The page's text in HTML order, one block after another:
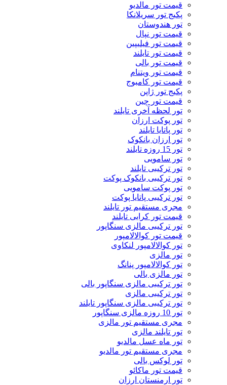
قیمت تور مالدیو
پکیج تور سریلانکا
تور هندوستان
قیمت تور نپال
قیمت تور فیلیپین
قیمت تور تایلند
قیمت تور بالی
قیمت تور ویتنام
قیمت تور کامبوج
پکیج تور ژاپن
قیمت تور چین
تور لحظه آخری تایلند
تور پوکت ارزان
تور پاتايا تايلند
تور ارزان بانکوک
تور 15 روزه تایلند
تور سامویی
تور ترکیبی تایلند
تور ترکیبی بانکوک پوکت
تور پوکت سامویی
تور ترکیبی پاتایا پوکت
مجری مستقیم تور تایلند
قیمت تور کرابی تایلند
تور ترکیبی مالزی سنگاپور
قیمت تور کوالالامپور
تور کوالالامپور لنکاوی
تور مالزی
تور کوالالامپور پنانگ
تور مالزی بالی
تور ترکیبی مالزی سنگاپور بالی
تور ترکیبی مالزی
تور ترکیبی مالزی سنگاپور تایلند
تور 10 روزه مالزی سنگاپور
مجری مستقیم تور مالزی
تور تایلند مالزی
تور ماه عسل مالدیو
مجری مستقیم تور مالدیو
تور لوکس بالی
قیمت تور ماکائو
تور ارمنستان ارزان